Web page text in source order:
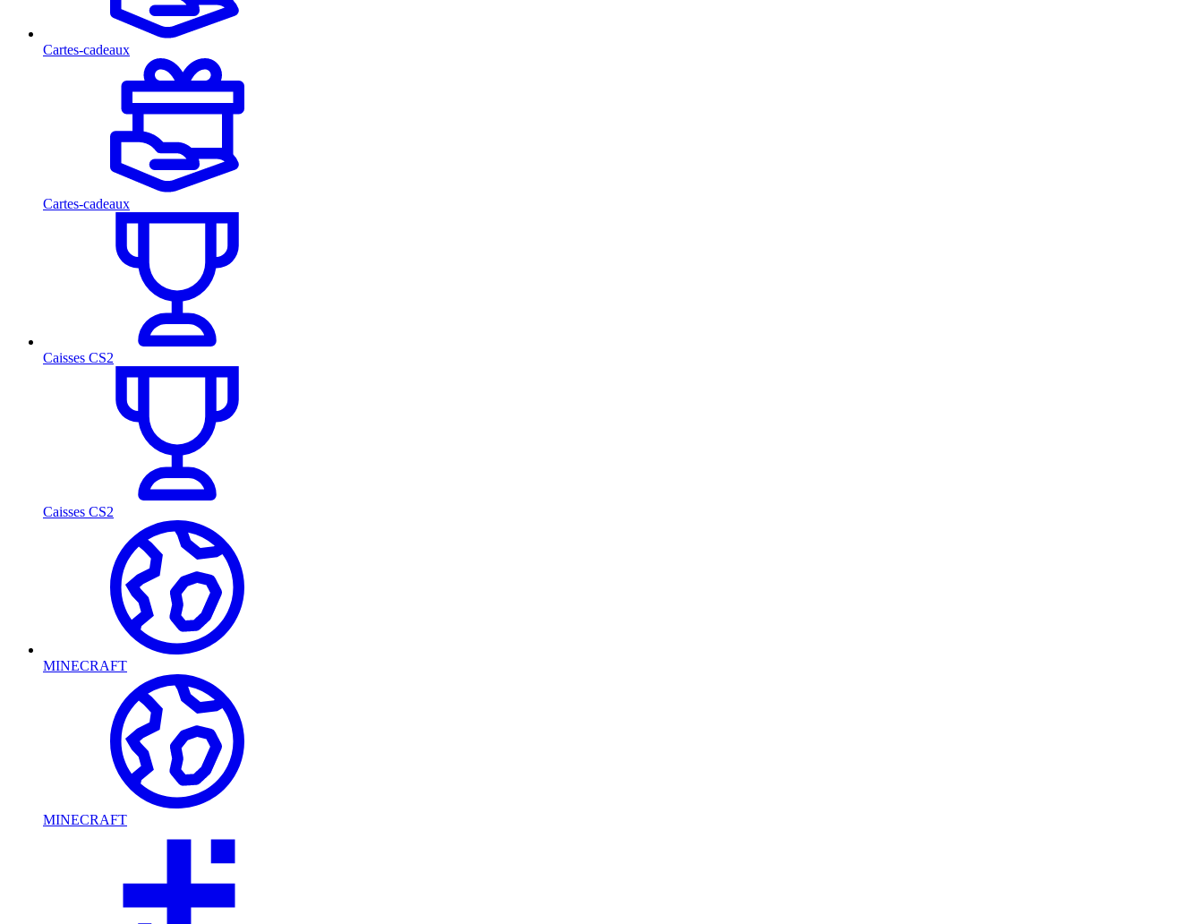
Cartes-cadeaux
Cartes-cadeaux
Caisses CS2
Caisses CS2
MINECRAFT
MINECRAFT